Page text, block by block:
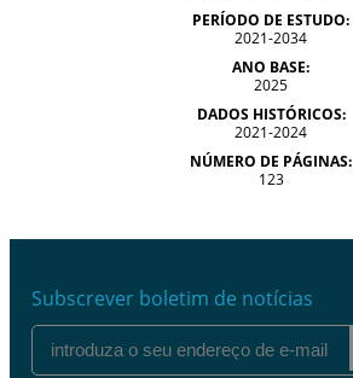
PERÍODO DE ESTUDO:
2021-2034
ANO BASE:
2025
DADOS HISTÓRICOS:
2021-2024
NÚMERO DE PÁGINAS:
123
Subscrever boletim de notícias